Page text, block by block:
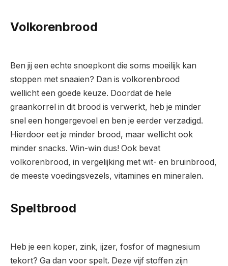
Volkorenbrood
Ben jij een echte snoepkont die soms moeilijk kan
stoppen met snaaien? Dan is volkorenbrood
wellicht een goede keuze. Doordat de hele
graankorrel in dit brood is verwerkt, heb je minder
snel een hongergevoel en ben je eerder verzadigd.
Hierdoor eet je minder brood, maar wellicht ook
minder snacks. Win-win dus! Ook bevat
volkorenbrood, in vergelijking met wit- en bruinbrood,
de meeste voedingsvezels, vitamines en mineralen.
Speltbrood
Heb je een koper, zink, ijzer, fosfor of magnesium
tekort? Ga dan voor spelt. Deze vijf stoffen zijn